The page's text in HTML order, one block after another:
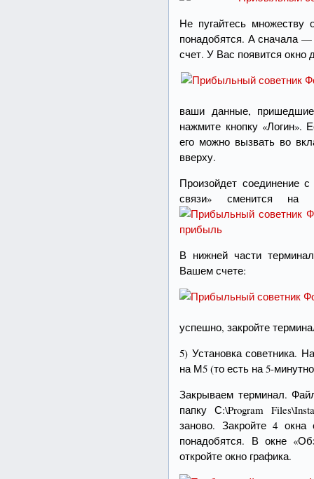
Не пугайтесь множеству
понадобятся. А сначала —
счет. У Вас появится окно
ваши данные,
нажмите кнопку «Логин».
его можно вызвать во
вверху.
Произойдет соединение
связи» сменится на
В нижней части
Вашем счете:
успешно, закройте
5) Установка советника.
на М5 (то есть на 5-
Закрываем терминал.
папку С:\Program
заново. Закройте 4
понадобятся. В окне
откройте окно графика.